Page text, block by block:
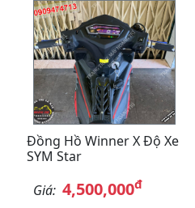
Đồng Hồ Winner X Độ Xe
SYM Star
Giá: 4,500,000đ